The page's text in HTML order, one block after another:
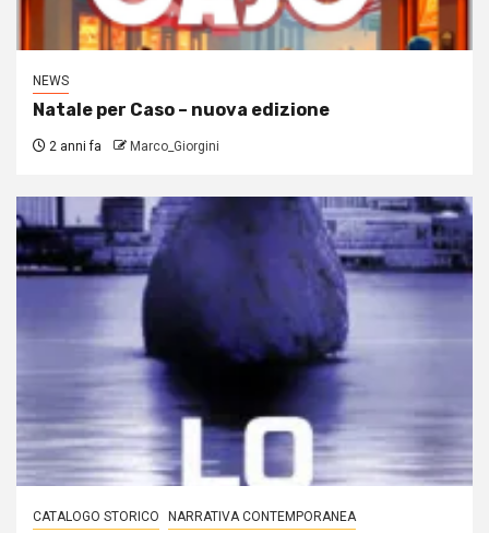
NEWS
Natale per Caso – nuova edizione
2 anni fa Marco_Giorgini
CATALOGO STORICO NARRATIVA CONTEMPORANEA